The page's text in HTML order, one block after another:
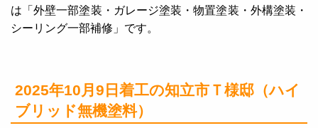
は「外壁一部塗装・ガレージ塗装・物置塗装・外構塗装・
シーリング一部補修」です。
2025年10月9日着工の知立市Ｔ様邸（ハイ
ブリッド無機塗料）